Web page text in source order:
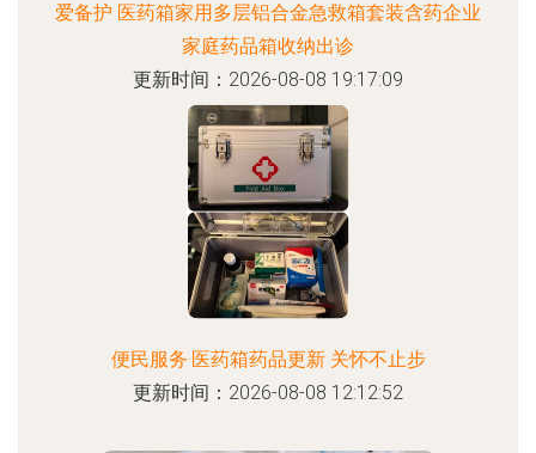
爱备护 医药箱家用多层铝合金急救箱套装含药企业
家庭药品箱收纳出诊
更新时间：2026-08-08 19:17:09
便民服务·医药箱药品更新 关怀不止步
更新时间：2026-08-08 12:12:52